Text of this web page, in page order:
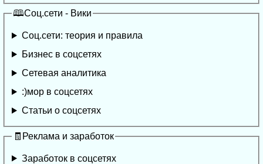
🕮Соц.сети - Вики
Соц.сети: теория и правила
Бизнес в соцсетях
Сетевая аналитика
:)мор в соцсетях
Статьи о соцсетях
🧾Реклама и заработок
Заработок в соцсетях